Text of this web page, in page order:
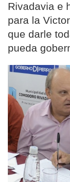
Rivadavia e
para la
que darle
pueda